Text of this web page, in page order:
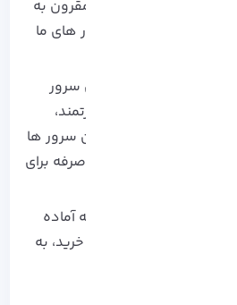
قابل قابل، قیمت مقرون به
توصیه می کنیم از سرور های ما
است که با مجهز کردن سرور
و فایروال های قدرتمند،
تامین کند. همچنین، این سرور ها
دنیا با قیمتی مقرون به صرفه برای
تیم پشتیبانی نیز به صورت 24 ساعته و 7 روز هفته آماده
عزیزان می باشد. جهت خرید، به